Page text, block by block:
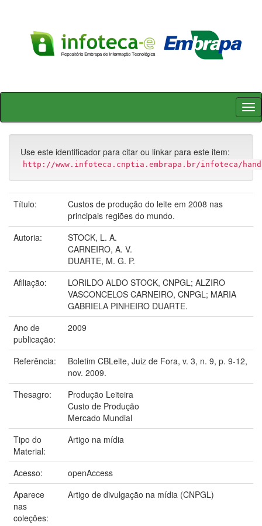
Skip
Use este identificador para citar ou linkar para este item:
http://www.infoteca.cnptia.embrapa.br/infoteca/
Título:
Custos de produção do leite em 2008 nas
principais regiões do mundo.
Autoria:
STOCK, L. A.
CARNEIRO, A. V.
DUARTE, M. G. P.
Afiliação:
LORILDO ALDO STOCK, CNPGL; ALZIRO
VASCONCELOS CARNEIRO, CNPGL; MARIA
GABRIELA PINHEIRO DUARTE.
Ano de
publicação:
2009
Referência:
Boletim CBLeite, Juiz de Fora, v. 3, n. 9, p. 9-12,
nov. 2009.
Thesagro:
Produção Leiteira
Custo de Produção
Mercado Mundial
Tipo do
Material:
Artigo na mídia
Acesso:
openAccess
Aparece
nas
coleções:
Artigo de divulgação na mídia (CNPGL)